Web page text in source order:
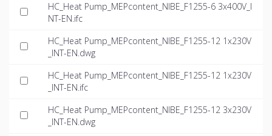
HC_Heat Pump_MEPcontent_NIBE_F1255-6 3x400V_I
NT-EN.ifc
HC_Heat Pump_MEPcontent_NIBE_F1255-12 1x230V
_INT-EN.dwg
HC_Heat Pump_MEPcontent_NIBE_F1255-12 1x230V
_INT-EN.ifc
HC_Heat Pump_MEPcontent_NIBE_F1255-12 3x230V
_INT-EN.dwg